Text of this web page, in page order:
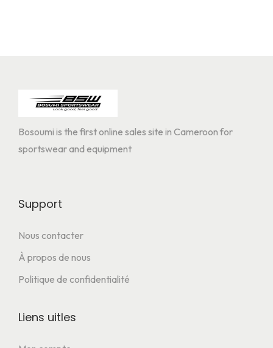
Bosoumi is the first online sales site in Cameroon for
sportswear and equipment
Support
Nous contacter
À propos de nous
Politique de confidentialité
Liens uitles